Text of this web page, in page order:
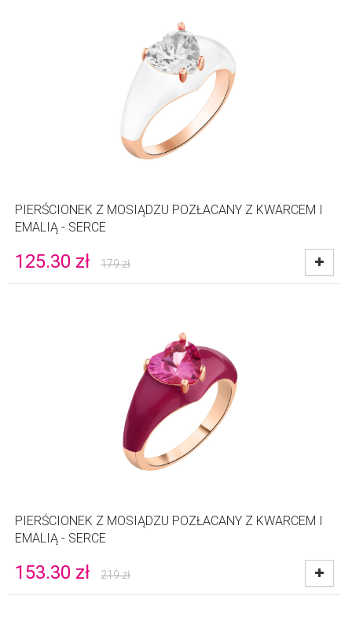
PIERŚCIONEK Z MOSIĄDZU POZŁACANY Z KWARCEM I
EMALIĄ - SERCE
125.30 zł 179zł
PIERŚCIONEK Z MOSIĄDZU POZŁACANY Z KWARCEM I
EMALIĄ - SERCE
153.30 zł 219zł